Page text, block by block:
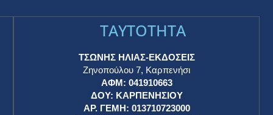
TAYTOTHTA
ΤΣΩΝΗΣ ΗΛΙΑΣ-ΕΚΔΟΣΕΙΣ
Ζηνοπούλου 7, Καρπενήσι
ΑΦΜ: 041910663
ΔΟΥ: ΚΑΡΠΕΝΗΣΙΟΥ
ΑΡ. ΓΕΜΗ: 013710723000